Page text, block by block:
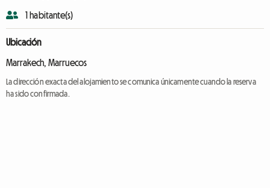
1 habitante(s)
Ubicación
Marrakech, Marruecos
La dirección exacta del alojamiento se comunica únicamente cuando la reserva
ha sido confirmada.